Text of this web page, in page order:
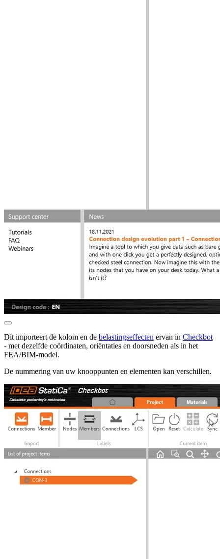
Dit importeert de kolom en de belastingseffecten ervan in Checkbot
- met dezelfde coördinaten, oriëntaties en doorsneden als in het
FEA/BIM-model.
De nummering van uw knooppunten en elementen kan verschillen.